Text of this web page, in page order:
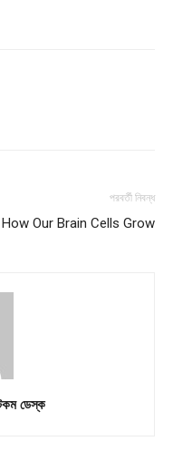
পরবর্তী নিবন্ধ
How Our Brain Cells Grow
ডেস্ক